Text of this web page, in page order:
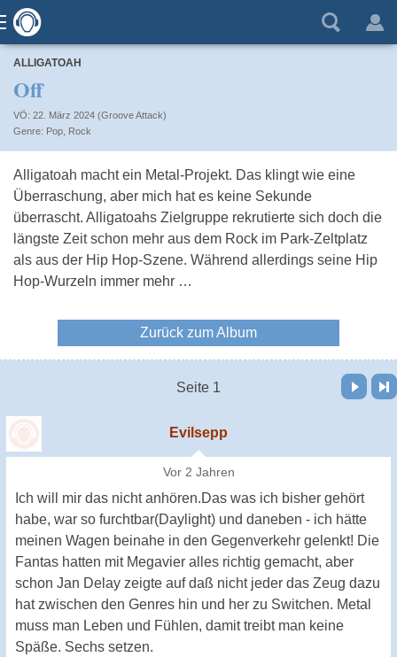
ALLIGATOAH
Off
VÖ: 22. März 2024 (Groove Attack)
Pop Rock
Alligatoah macht ein Metal-Projekt. Das klingt wie eine
Überraschung, aber mich hat es keine Sekunde
überrascht. Alligatoahs Zielgruppe rekrutierte sich doch die
längste Zeit schon mehr aus dem Rock im Park-Zeltplatz
als aus der Hip Hop-Szene. Während allerdings seine Hip
Hop-Wurzeln immer mehr …
Zurück zum Album
Seite 1
Vor Letzte Seite
Evilsepp
Vor 2 Jahren
Ich will mir das nicht anhören.Das was ich bisher gehört
habe, war so furchtbar(Daylight) und daneben - ich hätte
meinen Wagen beinahe in den Gegenverkehr gelenkt! Die
Fantas hatten mit Megavier alles richtig gemacht, aber
schon Jan Delay zeigte auf daß nicht jeder das Zeug dazu
hat zwischen den Genres hin und her zu Switchen. Metal
muss man Leben und Fühlen, damit treibt man keine
Späße. Sechs setzen.